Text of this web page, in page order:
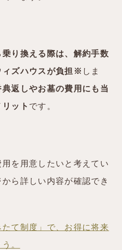
り換える際は、解約手数
ィズハウスが負担※ しま
典返しやお墓の費用にも当
ット です。
を用意したいと考えてい
ら詳しい内容が確認でき
たて制度」で、お得に将来
。